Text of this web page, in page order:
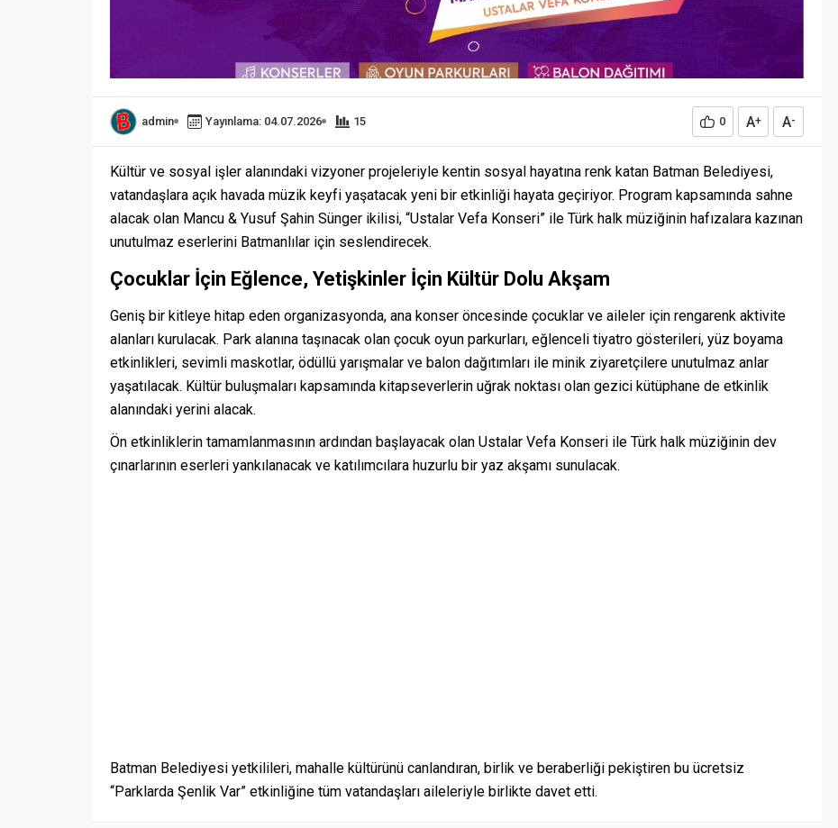
admin Yayınlama: 04.07.2026 15 0 A+ A-
Kültür ve sosyal işler alanındaki vizyoner projeleriyle kentin sosyal hayatına renk katan Batman Belediyesi,
vatandaşlara açık havada müzik keyfi yaşatacak yeni bir etkinliği hayata geçiriyor. Program kapsamında sahne
alacak olan Mancu & Yusuf Şahin Sünger ikilisi, “Ustalar Vefa Konseri” ile Türk halk müziğinin hafızalara kazınan
unutulmaz eserlerini Batmanlılar için seslendirecek.
Çocuklar İçin Eğlence, Yetişkinler İçin Kültür Dolu Akşam
Geniş bir kitleye hitap eden organizasyonda, ana konser öncesinde çocuklar ve aileler için rengarenk aktivite
alanları kurulacak. Park alanına taşınacak olan çocuk oyun parkurları, eğlenceli tiyatro gösterileri, yüz boyama
etkinlikleri, sevimli maskotlar, ödüllü yarışmalar ve balon dağıtımları ile minik ziyaretçilere unutulmaz anlar
yaşatılacak. Kültür buluşmaları kapsamında kitapseverlerin uğrak noktası olan gezici kütüphane de etkinlik
alanındaki yerini alacak.
Ön etkinliklerin tamamlanmasının ardından başlayacak olan Ustalar Vefa Konseri ile Türk halk müziğinin dev
çınarlarının eserleri yankılanacak ve katılımcılara huzurlu bir yaz akşamı sunulacak.
Batman Belediyesi yetkilileri, mahalle kültürünü canlandıran, birlik ve beraberliği pekiştiren bu ücretsiz
“Parklarda Şenlik Var” etkinliğine tüm vatandaşları aileleriyle birlikte davet etti.